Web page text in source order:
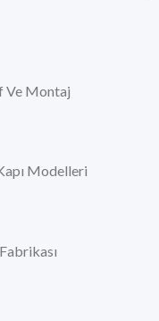
Ve Montaj
Modelleri